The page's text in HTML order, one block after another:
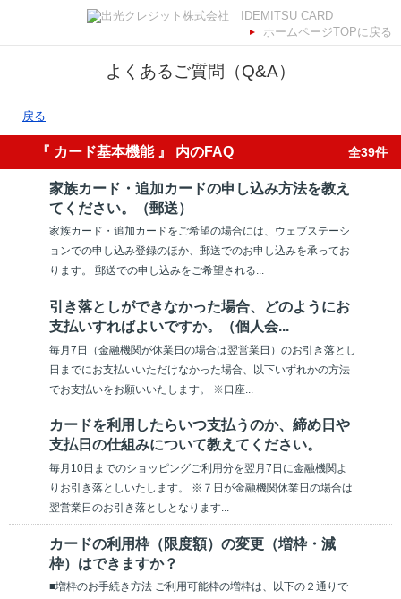
ホームページTOPに戻る
よくあるご質問（Q&A）
戻る
『 カード基本機能 』 内のFAQ 全39件
家族カード・追加カードの申し込み方法を教え
てください。（郵送）
家族カード・追加カードをご希望の場合には、ウェブステーシ
ョンでの申し込み登録のほか、郵送でのお申し込みを承ってお
ります。 郵送での申し込みをご希望される...
引き落としができなかった場合、どのようにお
支払いすればよいですか。（個人会...
毎月7日（金融機関が休業日の場合は翌営業日）のお引き落とし
日までにお支払いいただけなかった場合、以下いずれかの方法
でお支払いをお願いいたします。 ※口座...
カードを利用したらいつ支払うのか、締め日や
支払日の仕組みについて教えてください。
毎月10日までのショッピングご利用分を翌月7日に金融機関よ
りお引き落としいたします。 ※７日が金融機関休業日の場合は
翌営業日のお引き落としとなります...
カードの利用枠（限度額）の変更（増枠・減
枠）はできますか？
■増枠のお手続き方法 ご利用可能枠の増枠は、以下の２通りで